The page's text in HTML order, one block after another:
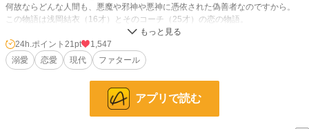
何故ならどんな人間も、悪魔や邪神や悪神に憑依された偽善者なのですから。
この物語は浅岡結衣（16才）とそのコーチ（25才）の恋の物語。
そのコーチの名前は高木文哉（25才）という。
この物語はフィクションです。
実在の人物、団体等とは、一切関係がありません。
24h.ポイント 21pt
1,547
溺愛
恋愛 現代 ファタール
アプリで読む